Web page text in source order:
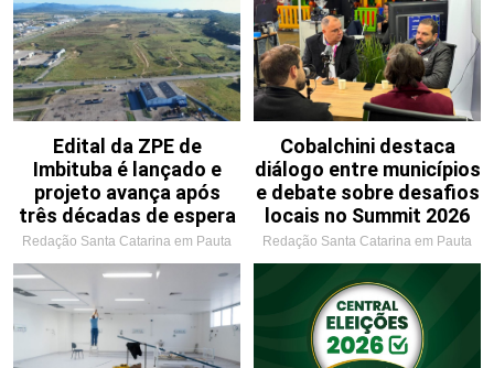
Edital da ZPE de
Imbituba é lançado e
projeto avança após
três décadas de espera
Redação Santa Catarina em Pauta
Cobalchini destaca
diálogo entre municípios
e debate sobre desafios
locais no Summit 2026
Redação Santa Catarina em Pauta